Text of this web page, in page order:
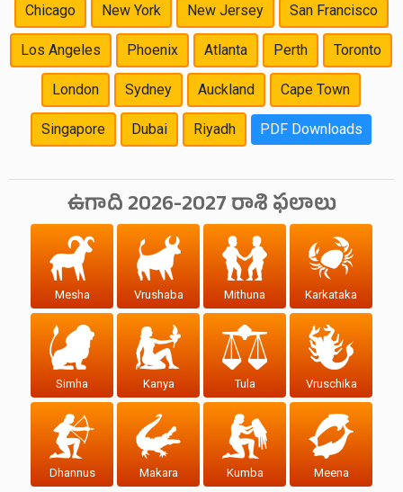
Chicago New York New Jersey San Francisco
Los Angeles Phoenix Atlanta Perth Toronto
London Sydney Auckland Cape Town
Singapore Dubai Riyadh PDF Downloads
ఉగాది 2026-2027 రాశి ఫలాలు
Mesha Vrushaba Mithuna Karkataka
Simha Kanya Tula Vruschika
Dhannus Makara Kumba Meena